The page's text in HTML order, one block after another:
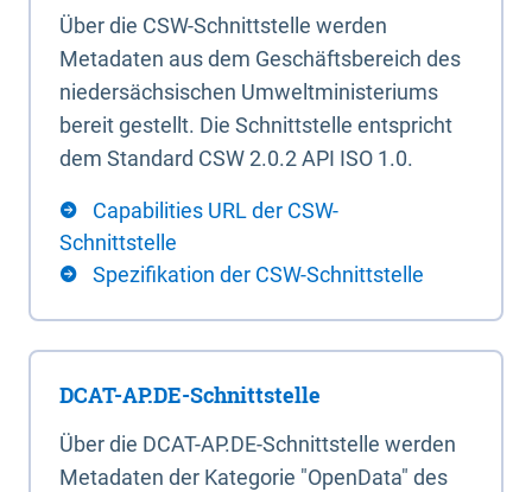
Über die CSW-Schnittstelle werden
Metadaten aus dem Geschäftsbereich des
niedersächsischen Umweltministeriums
bereit gestellt. Die Schnittstelle entspricht
dem Standard CSW 2.0.2 API ISO 1.0.
Capabilities URL der CSW-
Schnittstelle
Spezifikation der CSW-Schnittstelle
DCAT-AP.DE-Schnittstelle
Über die DCAT-AP.DE-Schnittstelle werden
Metadaten der Kategorie "OpenData" des